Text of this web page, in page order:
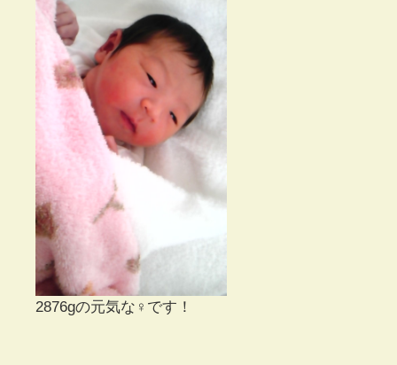
2876gの元気な♀です！